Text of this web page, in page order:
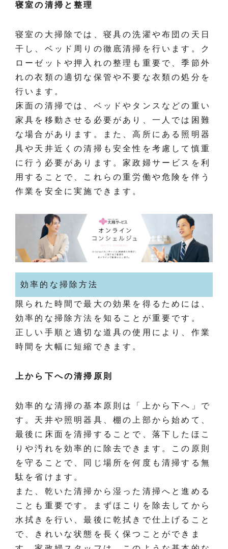
寝室の清掃と整理
寝室の大掃除では、寝具の洗濯や布団の天日
干し、ベッド周りの徹底清掃を行います。ク
ローゼットや押入れの整理も重要で、季節外
れの衣類の適切な保管や不要な衣類の処分を
行います。
床面の清掃では、ベッドやタンスなどの重い
家具を移動させる必要があり、一人では困難
な場合があります。また、高所にある照明器
具や天井近くの清掃も安全性を考慮して慎重
に行う必要があります。家政婦サービスを利
用することで、これらの重労働や危険を伴う
作業を安全に実施できます。
効率的な掃除方法
限られた時間で最大の効果を得るためには、
効率的な掃除方法を知ることが重要です。
正しい手順と適切な道具の使用により、作業
時間を大幅に短縮できます。
上から下への清掃原則
効率的な清掃の基本原則は「上から下へ」で
す。天井や照明器具、棚の上部から始めて、
最後に床面を清掃することで、落下したほこ
りや汚れを効率的に除去できます。この原則
を守ることで、同じ場所を何度も清掃する無
駄を省けます。
また、乾いた清掃から湿った清掃へと進める
ことも重要です。まずほこりを除去してから
水拭きを行い、最後に乾拭きで仕上げること
で、きれいな状態を長く保つことができま